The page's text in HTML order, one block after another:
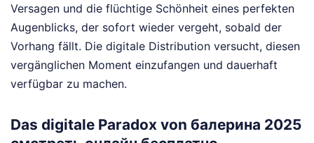
Versagen und die flüchtige Schönheit eines perfekten
Augenblicks, der sofort wieder vergeht, sobald der
Vorhang fällt. Die digitale Distribution versucht, diesen
vergänglichen Moment einzufangen und dauerhaft
verfügbar zu machen.
Das digitale Paradox von балерина 2025